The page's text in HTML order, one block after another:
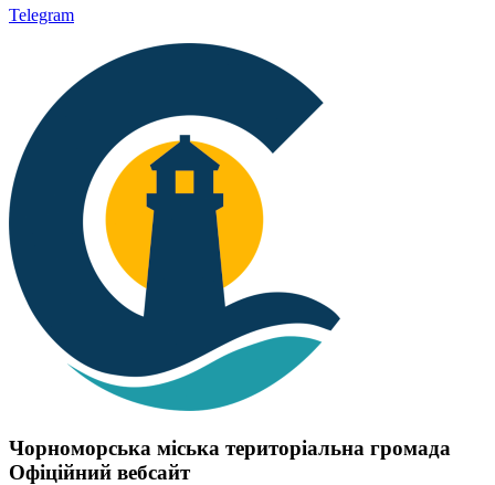
Telegram
Чорноморська міська територіальна громада
Офіційний вебсайт